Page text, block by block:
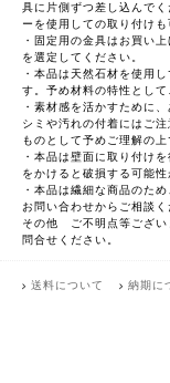
具に片側ずつ差し込んで
ーを使用しての取り付けも
・固定用の金具はお買い
を選定してください。
・本品は天然石材を使用
す。予め材料の特性として
・素材感を活かすために
シミや汚れの付着にはご
ものとして予めご理解の上
・本品は壁面に取り付け
をかけると破損する可能
・本品は繊細な商品のた
お問い合わせからご相談く
その他 ご不明点等ござい
問合せください。
送料について 納期に